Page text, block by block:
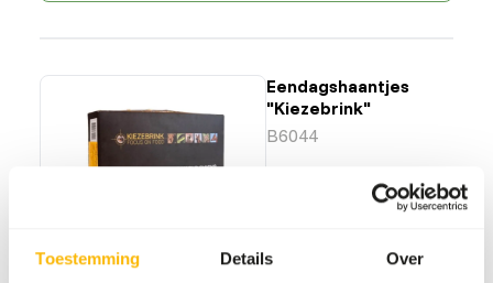
Toestemming Details Over
Eendagshaantjes
"Kiezebrink"
B6044
SUCCESS:
UIT VOORRAAD LEVERBAAR